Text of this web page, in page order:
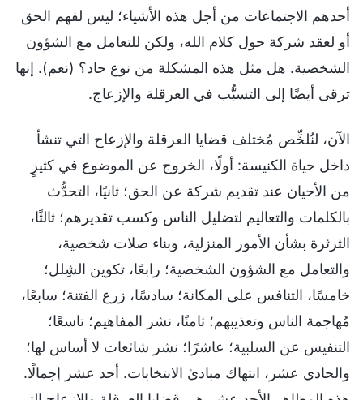
أحدهم الاجتماعات من أجل هذه الأشياء؛ ليس لفهم الحق
أو لعقد شركة حول كلام الله، ولكن للتعامل مع الشؤون
الشخصية. هل مثل هذه المشكلة من نوع حاد؟ (نعم). إنها
ترقى أيضًا إلى التسبُّب في العرقلة والإزعاج.
الآن، لنُلخِّص مُختلف قضايا العرقلة والإزعاج التي تنشأ
داخل حياة الكنيسة: أولًا، الخروج عن الموضوع في كثيرٍ
من الأحيان عند تقديم شركة عن الحق؛ ثانيًا، التحدُّث
بالكلمات والتعاليم لتضليل الناس وكسب تقديرهم؛ ثالثًا،
الثرثرة بشأن الأمور المنزلية، وبناء صلات شخصية،
والتعامل مع الشؤون الشخصية؛ رابعًا، تكوين الشِلل؛
خامسًا، التنافس على المكانة؛ سادسًا، زرع الفتنة؛ سابعًا،
مُهاجمة الناس وتعذيبهم؛ ثامنًا، نشر المفاهيم؛ تاسعًا؛
التنفيس عن السلبية؛ عاشرًا؛ نشر شائعات لا أساس لها؛
والحادي عشر، انتهاك مبادئ الانتخابات. أحد عشر إجمالًا.